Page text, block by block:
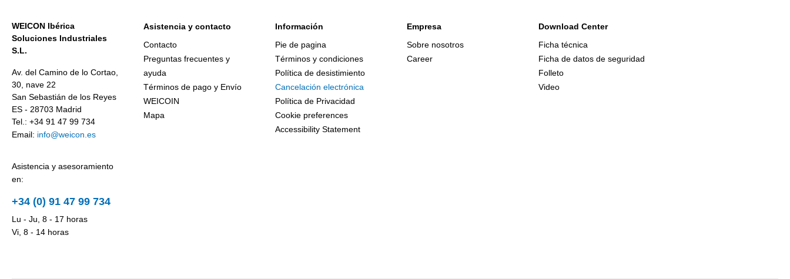
WEICON Ibérica
Soluciones Industriales
S.L.
Av. del Camino de lo Cortao,
30, nave 22
San Sebastián de los Reyes
ES - 28703 Madrid
Tel.: +34 91 47 99 734
Email: info@weicon.es
Asistencia y asesoramiento
en:
+34 (0) 91 47 99 734
Lu - Ju, 8 - 17 horas
Vi, 8 - 14 horas
Asistencia y contacto
Contacto
Preguntas frecuentes y
ayuda
Términos de pago y Envío
WEICOIN
Mapa
Información
Pie de pagina
Términos y condiciones
Política de desistimiento
Cancelación electrónica
Política de Privacidad
Cookie preferences
Accessibility Statement
Empresa
Sobre nosotros
Career
Download Center
Ficha técnica
Ficha de datos de seguridad
Folleto
Video